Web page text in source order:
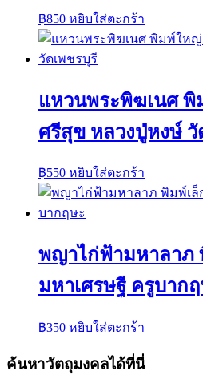
฿850 หยิบใส่ตะกร้า
แหวนพระพิฆเนศ
ศรีสุข หลวงปู่หงษ์ วั
฿550 หยิบใส่ตะกร้า
พญาไก่ฟ้ามหาลาภ
มหาเศรษฐี ครูบาก
฿350 หยิบใส่ตะกร้า
ค้นหาวัตถุมงคลได้ที่นี่